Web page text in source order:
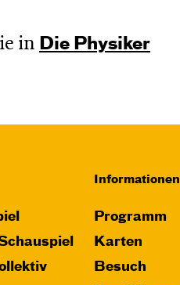
in Die Physiker
Informationen
Programm
Karten
Besuch